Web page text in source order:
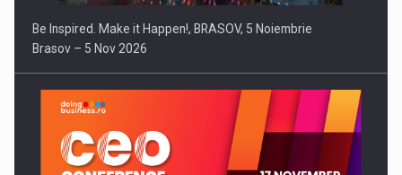
Be Inspired. Make it Happen!, BRASOV, 5 Noiembrie
Brasov – 5 Nov 2026